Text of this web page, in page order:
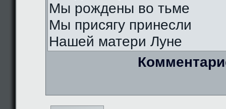
Мы рождены во тьме
Мы присягу принесли
Нашей матери Луне